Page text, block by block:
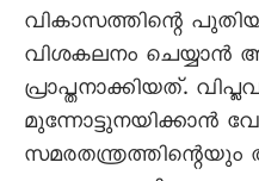
വികാസത്തിന്റെ
വിശകലനം ചെയ്യാൻ
പ്രാപ്തനാക്കിയത്.
മുന്നോട്ടുനയിക്കാൻ